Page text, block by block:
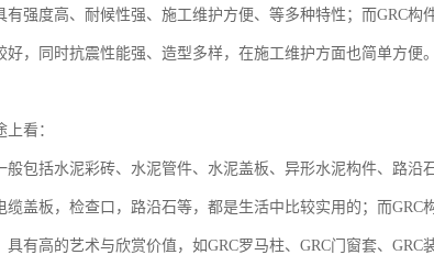
度高、耐候性强、施工维护方便、等多种特性；而GRC构
好，同时抗震性能强、造型多样，在施工维护方面也简单方便
看：
括水泥彩砖、水泥管件、水泥盖板、异形水泥构件、路沿
缆盖板，检查口，路沿石等，都是生活中比较实用的；而GRC
有高的艺术与欣赏价值，如GRC罗马柱、GRC门窗套、GRC